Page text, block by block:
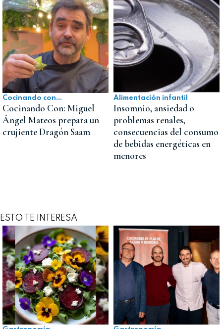
Cocinando con...
Cocinando Con: Miguel
Ángel Mateos prepara un
crujiente Dragón Saam
Alimentación infantil
Insomnio, ansiedad o
problemas renales,
consecuencias del consumo
de bebidas energéticas en
menores
ESTO TE INTERESA